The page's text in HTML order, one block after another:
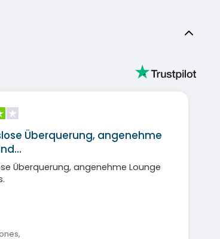
Überquerung, angenehme
Überquerung, angenehme Lounge
,